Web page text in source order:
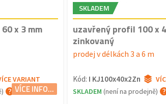
x 3 mm
VARIANT
VÍCE INFO...
SKLADEM
uzavřený profil 100 x
zinkovaný
prodej v délkách 3 a 6 m
Kód: I KJ100x40x2Zn
SKLADEM (není na prodejně)